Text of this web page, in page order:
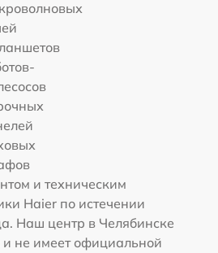
и техническим
Haier по истечении
Наш центр в Челябинске
и не имеет официальной